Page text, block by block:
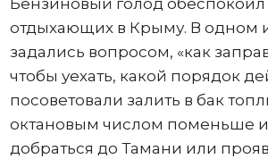
отдыхающих в Крыму. В одном
задались вопросом, «как
чтобы уехать, какой порядок
посоветовали залить в бак
октановым числом поменьше и
добраться до Тамани или